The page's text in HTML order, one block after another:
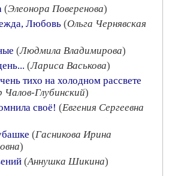
(Элеонора Поверенова)
Любовь (Ольга Чернявская
(Людмила Владимирова)
(Лариса Васькова)
тихо на холодном рассвете
Чалов-Глубинский)
своё! (Евгения Сергеевна
(Гасникова Ирина
)
(Аннушка Шикина)